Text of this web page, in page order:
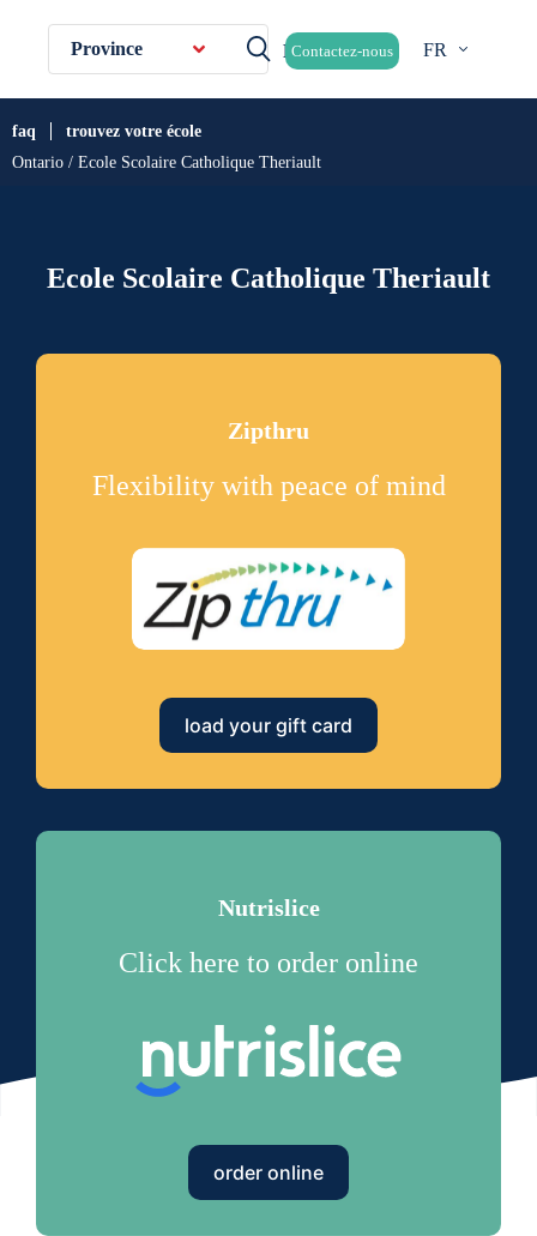
Province Contactez-nous FR
Ontario / Ecole Scolaire Catholique Theriault
faq trouvez votre école
Ecole Scolaire Catholique Theriault
Zipthru
Flexibility with peace of mind
load your gift card
Nutrislice
Click here to order online
order online